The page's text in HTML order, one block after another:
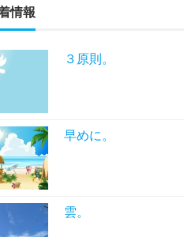
情報
３原則。
早めに。
雲。